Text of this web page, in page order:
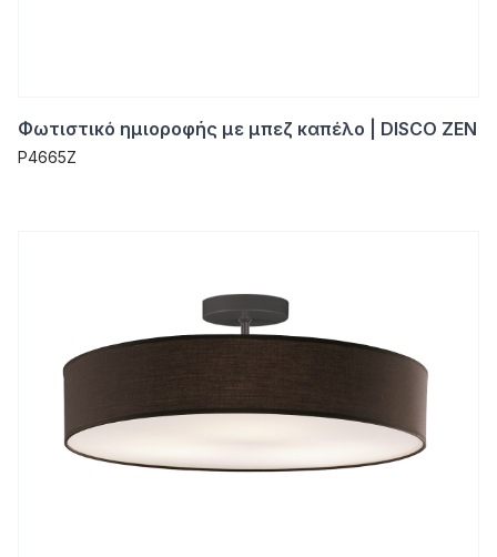
Φωτιστικό ημιοροφής με μπεζ καπέλο | DISCO ZEN
P4665Z